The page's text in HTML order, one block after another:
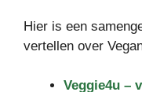
Hier is een
vertellen over
Veggie4u –